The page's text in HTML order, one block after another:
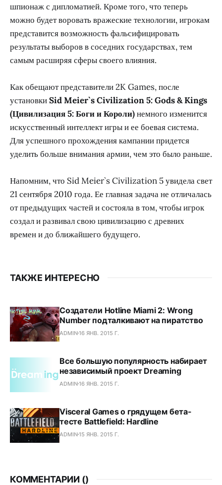
шпионаж с дипломатией. Кроме того, что теперь
можно будет воровать вражеские технологии, игрокам
представится возможность фальсифицировать
результаты выборов в соседних государствах, тем
самым расширяя сферы своего влияния.
Как обещают представители 2K Games, после
установкиSid Meier`s Civilization 5: Gods & Kings
(Цивилизация 5: Боги и Короли)немного изменится
искусственный интеллект игры и ее боевая система.
Для успешного прохождения кампании придется
уделить больше внимания армии, чем это было раньше.
Напомним, что Sid Meier`s Civilization 5 увидела свет
21 сентября 2010 года. Ее главная задача не отличалась
от предыдущих частей и состояла в том, чтобы игрок
создал и развивал свою цивилизацию с древних
времен и до ближайшего будущего.
ТАКЖЕ ИНТЕРЕСНО
Создатели Hotline Miami 2: Wrong
Number подталкивают на пиратство
ADMIN16 ЯНВ. 2015 Г.
Все большую популярность набирает
независимый проект Dreaming
ADMIN16 ЯНВ. 2015 Г.
Visceral Games о грядущем бета-
тесте Battlefield: Hardline
ADMIN15 ЯНВ. 2015 Г.
КОММЕНТАРИИ ()